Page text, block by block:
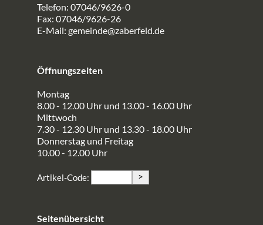
Telefon: 07046/9626-0
Fax: 07046/9626-26
E-Mail: gemeinde@zaberfeld.de
Öffnungszeiten
Montag
8.00 - 12.00 Uhr und 13.00 - 16.00 Uhr
Mittwoch
7.30 - 12.30 Uhr und 13.30 - 18.00 Uhr
Donnerstag und Freitag
10.00 - 12.00 Uhr
Artikel-Code: >
Seitenübersicht